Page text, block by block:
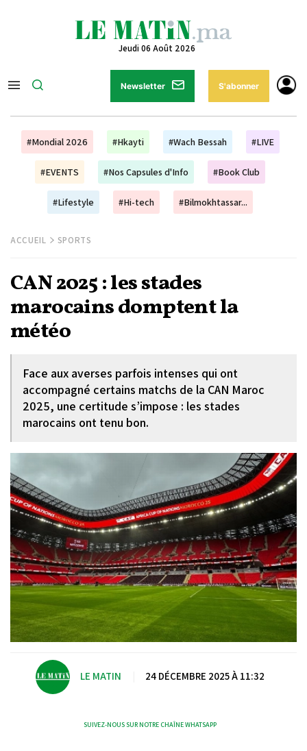
Jeudi 06 Août 2026
Newsletter S'abonner
#Mondial 2026 #Hkayti #Wach Bessah #LIVE
#EVENTS #Nos Capsules d'Info #Book Club
#Lifestyle #Hi-tech #Bilmokhtassar...
ACCUEIL SPORTS
CAN 2025 : les stades
marocains domptent la
météo
Face aux averses parfois intenses qui ont
accompagné certains matchs de la CAN Maroc
2025, une certitude s’impose : les stades
marocains ont tenu bon.
LE MATIN 24 DÉCEMBRE 2025 À 11:32
SUIVEZ-NOUS SUR NOTRE CHAÎNE WHATSAPP